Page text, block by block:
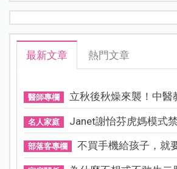
最新文章 熱門文章
醫師專欄 立秋後秋燥來襲！中醫
名人家庭 Janet謝怡芬虎媽模式
部落客專欄 不買手機給孩子，就